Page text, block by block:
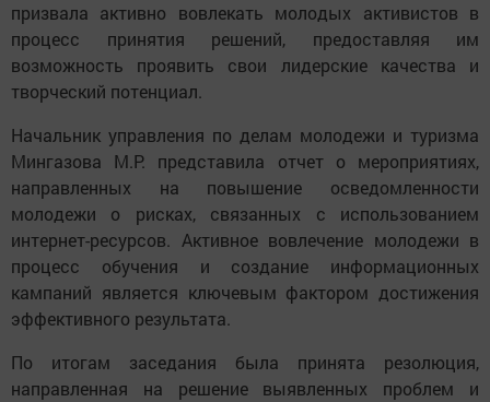
призвала активно вовлекать молодых активистов в
процесс принятия решений, предоставляя им
возможность проявить свои лидерские качества и
творческий потенциал.
Начальник управления по делам молодежи и туризма
Мингазова М.Р. представила отчет о мероприятиях,
направленных на повышение осведомленности
молодежи о рисках, связанных с использованием
интернет-ресурсов. Активное вовлечение молодежи в
процесс обучения и создание информационных
кампаний является ключевым фактором достижения
эффективного результата.
По итогам заседания была принята резолюция,
направленная на решение выявленных проблем и